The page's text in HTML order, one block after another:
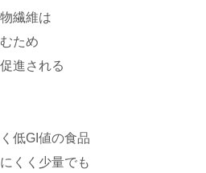
繊維は
ため
進される
低GI値の食品
くく少量でも